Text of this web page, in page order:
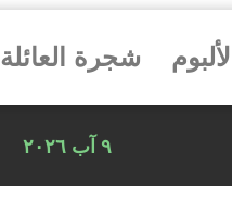
الألبوم شجرة العائلة
٩ آب ٢٠٢٦